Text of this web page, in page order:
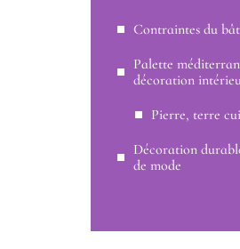
Contraintes du
Palette
décoration
Pierre, terre
Décoration
de mode